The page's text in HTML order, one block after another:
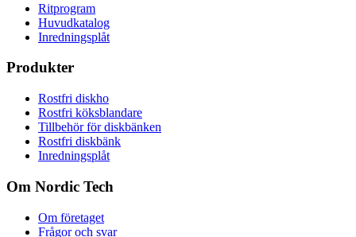
Ritprogram
Huvudkatalog
Inredningsplåt
Produkter
Rostfri diskho
Rostfri köksblandare
Tillbehör för diskbänken
Rostfri diskbänk
Inredningsplåt
Om Nordic Tech
Om företaget
Frågor och svar